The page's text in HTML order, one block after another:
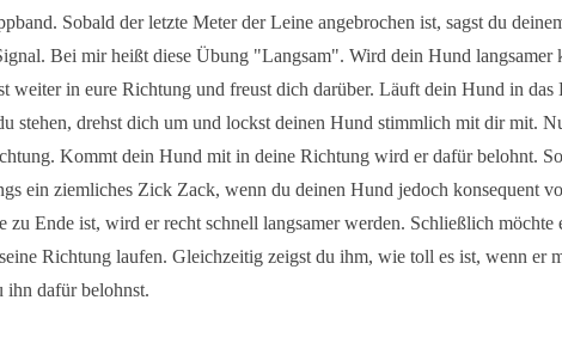
Sobald der letzte Meter der Leine angebrochen ist, sagst du
Bei mir heißt diese Übung "Langsam". Wird dein Hund langsamer
weiter in eure Richtung und freust dich darüber. Läuft dein Hund in das
stehen, drehst dich um und lockst deinen Hund stimmlich mit dir mit.
Kommt dein Hund mit in deine Richtung wird er dafür belohnt.
ein ziemliches Zick Zack, wenn du deinen Hund jedoch konsequent
zu Ende ist, wird er recht schnell langsamer werden. Schließlich möchte
Richtung laufen. Gleichzeitig zeigst du ihm, wie toll es ist, wenn er
ihn dafür belohnst.